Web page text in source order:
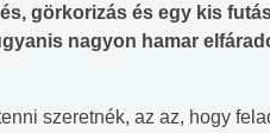
görkorizás és egy kis
nagyon hamar
szeretnék, az az, hogy